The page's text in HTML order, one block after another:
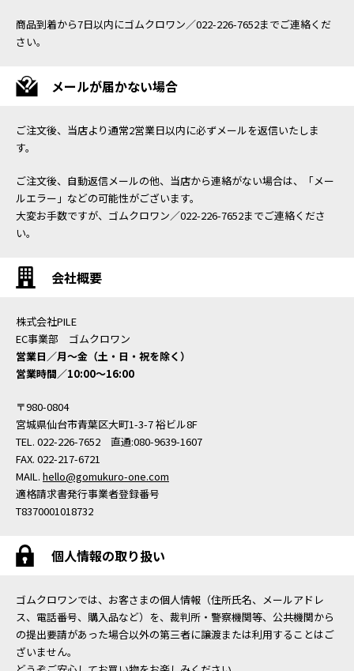
商品到着から7日以内にゴムクロワン／022-226-7652までご連絡くだ
さい。
メールが届かない場合
ご注文後、当店より通常2営業日以内に必ずメールを返信いたしま
す。
ご注文後、自動返信メールの他、当店から連絡がない場合は、「メー
ルエラー」などの可能性がございます。
大変お手数ですが、ゴムクロワン／022-226-7652までご連絡くださ
い。
会社概要
株式会社PILE
EC事業部 ゴムクロワン
営業日／月〜金（土・日・祝を除く）
営業時間／10:00〜16:00
〒980-0804
宮城県仙台市青葉区大町1-3-7 裕ビル8F
TEL. 022-226-7652 直通:080-9639-1607
FAX. 022-217-6721
MAIL. hello@gomukuro-one.com
適格請求書発行事業者登録番号
T8370001018732
個人情報の取り扱い
ゴムクロワンでは、お客さまの個人情報（住所氏名、メールアドレ
ス、電話番号、購入品など）を、裁判所・警察機関等、公共機関から
の提出要請があった場合以外の第三者に譲渡または利用することはご
ざいません。